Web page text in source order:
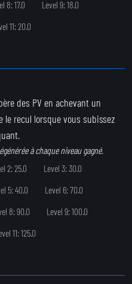
8: 17.0
Level 9: 18.0
11: 20.0
des PV en achevant un
le recul lorsque vous subissez
à chaque niveau gagné.
2: 25.0
Level 3: 30.0
5: 40.0
Level 6: 70.0
8: 90.0
Level 9: 100.0
11: 125.0